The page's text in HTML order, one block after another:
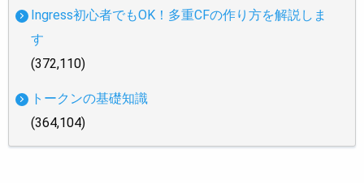
Ingress初心者でもOK！多重CFの作り方を解説しま
す
(372,110)
トークンの基礎知識
(364,104)